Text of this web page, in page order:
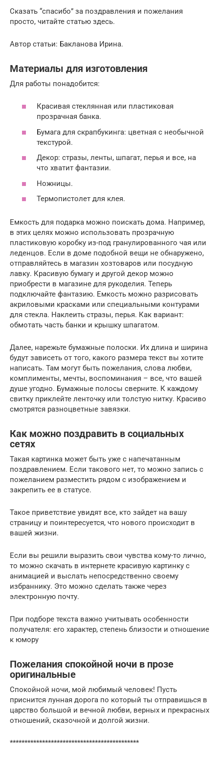
Сказать “спасибо” за поздравления и пожелания
просто, читайте статью здесь.
Автор статьи: Бакланова Ирина.
Материалы для изготовления
Для работы понадобится:
Красивая стеклянная или пластиковая
прозрачная банка.
Бумага для скрапбукинга: цветная с необычной
текстурой.
Декор: стразы, ленты, шпагат, перья и все, на
что хватит фантазии.
Ножницы.
Термопистолет для клея.
Емкость для подарка можно поискать дома. Например,
в этих целях можно использовать прозрачную
пластиковую коробку из-под гранулированного чая или
леденцов. Если в доме подобной вещи не обнаружено,
отправляйтесь в магазин хозтоваров или посудную
лавку. Красивую бумагу и другой декор можно
приобрести в магазине для рукоделия. Теперь
подключайте фантазию. Емкость можно разрисовать
акриловыми красками или специальными контурами
для стекла. Наклеить стразы, перья. Как вариант:
обмотать часть банки и крышку шпагатом.
Далее, нарежьте бумажные полоски. Их длина и ширина
будут зависеть от того, какого размера текст вы хотите
написать. Там могут быть пожелания, слова любви,
комплименты, мечты, воспоминания – все, что вашей
душе угодно. Бумажные полосы сверните. К каждому
свитку приклейте ленточку или толстую нитку. Красиво
смотрятся разноцветные завязки.
Как можно поздравить в социальных
сетях
Такая картинка может быть уже с напечатанным
поздравлением. Если такового нет, то можно запись с
пожеланием разместить рядом с изображением и
закрепить ее в статусе.
Такое приветствие увидят все, кто зайдет на вашу
страницу и поинтересуется, что нового происходит в
вашей жизни.
Если вы решили выразить свои чувства кому-то лично,
то можно скачать в интернете красивую картинку с
анимацией и выслать непосредственно своему
избраннику. Это можно сделать также через
электронную почту.
При подборе текста важно учитывать особенности
получателя: его характер, степень близости и отношение
к юмору
Пожелания спокойной ночи в прозе
оригинальные
Спокойной ночи, мой любимый человек! Пусть
приснится лунная дорога по который ты отправишься в
царство большой и вечной любви, верных и прекрасных
отношений, сказочной и долгой жизни.
********************************************